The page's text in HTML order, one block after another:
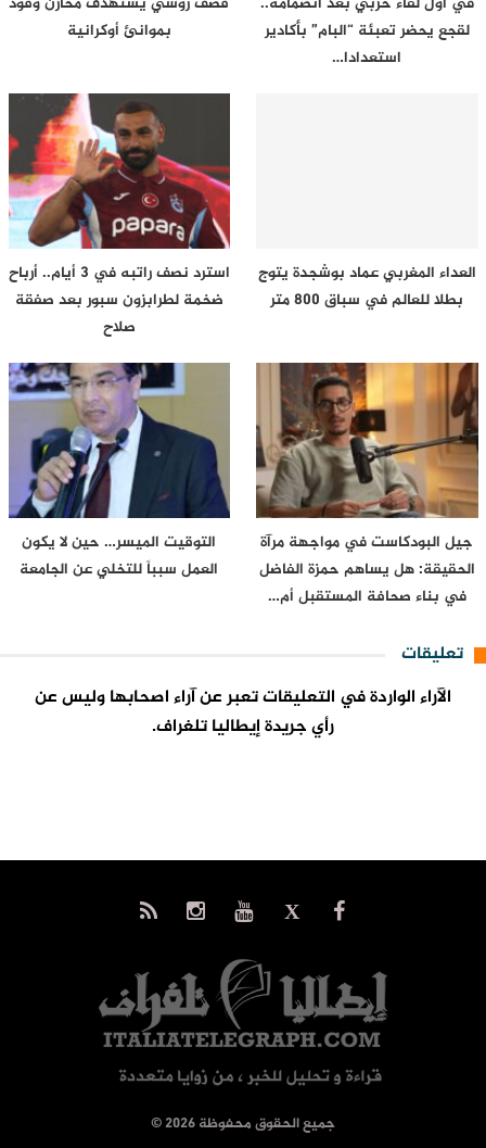
لقجع يحضر تعبئة “البام” بأكادير
استعدادا…
بموانئ أوكرانية
العداء المغربي عماد بوشجدة يتوج
بطلا للعالم في سباق 800 متر
استرد نصف راتبه في 3 أيام.. أرباح
ضخمة لطرابزون سبور بعد صفقة
صلاح
جيل البودكاست في مواجهة مرآة
الحقيقة: هل يساهم حمزة الفاضل
في بناء صحافة المستقبل أم…
التوقيت الميسر… حين لا يكون
العمل سبباً للتخلي عن الجامعة
تعليقات
الآراء الواردة في التعليقات تعبر عن آراء اصحابها وليس عن
رأي جريدة إيطاليا تلغراف.
© جميع الحقوق محفوظة 2026